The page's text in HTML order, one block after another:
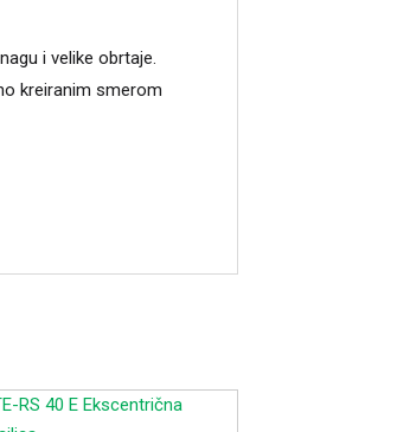
i velike obrtaje.
kreiranim smerom